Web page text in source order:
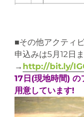
■その他アクティ
申込みは5月12日
→ http://bit.ly/
17日(現地時間) の
用意しています!